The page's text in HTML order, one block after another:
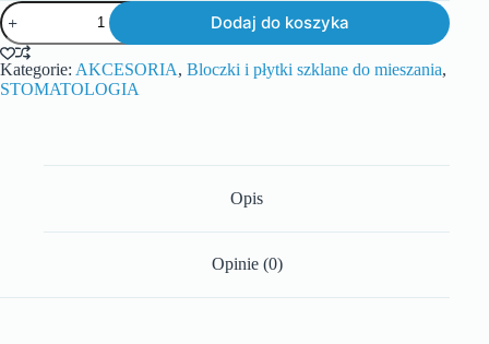
Dodaj do koszyka
Kategorie: AKCESORIA, Bloczki i płytki szklane do mieszania,
STOMATOLOGIA
Opis
Opinie (0)